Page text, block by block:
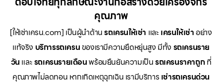
คุณภาพ
[ให้เช่าเครน.com] เป็นผู้นำด้านรถเครนให้เช่า และ เครนให้เช่าอย่าง
แท้จริง บริการรถเครน ของเรามีความยืดหยุ่นสูง มีทั้ง รถเครนราย
วัน และรถเครนรายเดือนพร้อมยืนยันความเป็นรถเครนราคาถูกที่
คุณภาพไม่ลดทอน หากเกิดเหตุฉุกเฉิน เรามีบริการ เช่ารถเครนด่วน